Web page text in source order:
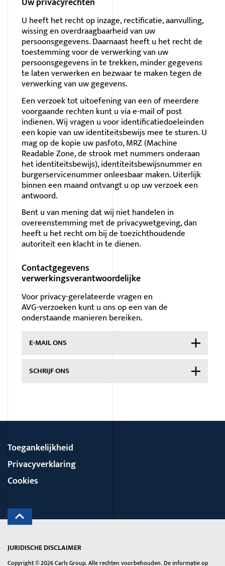
U heeft het recht op inzage, rectificatie, aanvulling,
wissing en overdraagbaarheid van uw
persoonsgegevens. Daarnaast heeft u het recht de
toestemming voor de verwerking van uw
persoonsgegevens in te trekken, minder gegevens
te laten verwerken en bezwaar te maken tegen de
verwerking van uw gegevens.
Een verzoek tot uitoefening van een of meerdere
voorgaande rechten kunt u viae-mailof post
indienen. Wij vragen u voor identificatiedoeleinden
een kopie van uw identiteitsbewijs mee te sturen. U
mag op de kopie uw pasfoto, MRZ (Machine
Readable Zone, de strook met nummers onderaan
het identiteitsbewijs), identiteitsbewijsnummer en
burgerservicenummer onleesbaar maken. Uiterlijk
binnen een maand ontvangt u op uw verzoek een
antwoord.
Bent u van mening dat wij niet handelen in
overeenstemming met de privacywetgeving, dan
heeft u het recht om bij de toezichthoudende
autoriteit een klacht in te dienen.
Contactgegevens
verwerkingsverantwoordelijke
Voorprivacy-gerelateerdevragen en
AVG-verzoeken kunt u ons op een van de
onderstaande manieren bereiken.
E-MAILONS
SCHRIJF ONS
Toegankelijkheid
Privacyverklaring
Cookies
JURIDISCHE DISCLAIMER
Copyright © 2026Carls Group. Alle rechten voorbehouden. De informatie op